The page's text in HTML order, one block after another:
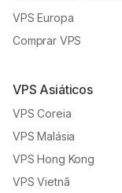
VPS Europa
Comprar VPS
VPS Asiáticos
VPS Coreia
VPS Malásia
VPS Hong Kong
VPS Vietnã